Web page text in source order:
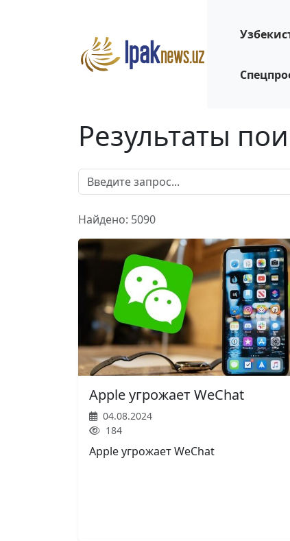
Результаты
Найдено: 5090
Apple угрожает WeChat
04.08.2024
184
Apple угрожает WeChat